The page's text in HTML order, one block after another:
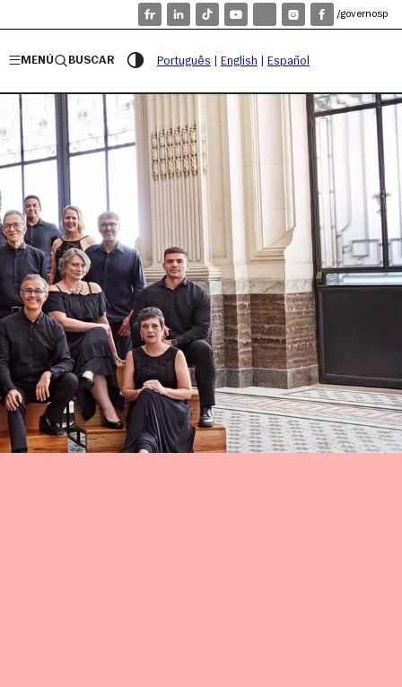
/governosp
MENÚ BUSCAR Português English Español